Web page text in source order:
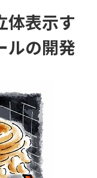
通テスト利用選抜の
＆願書
体表示す
ルの開発